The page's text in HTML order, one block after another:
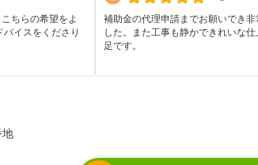
ちらの希望をよ
バイスをくださり
補助金の代理申請までお願いでき非
した。また工事も静かできれいな
足です。
地